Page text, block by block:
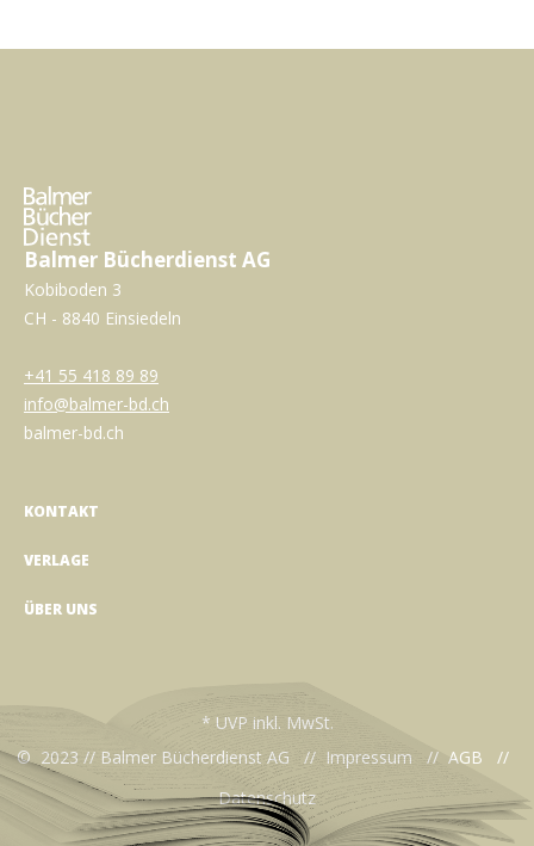
Balmer Bücherdienst AG
Kobiboden 3
CH - 8840 Einsiedeln
+41 55 418 89 89
info@balmer-bd.ch
balmer-bd.ch
KONTAKT
VERLAGE
ÜBER UNS
* UVP inkl. MwSt.
© 2023 // Balmer Bücherdienst AG // Impressum // AGB //
Datenschutz